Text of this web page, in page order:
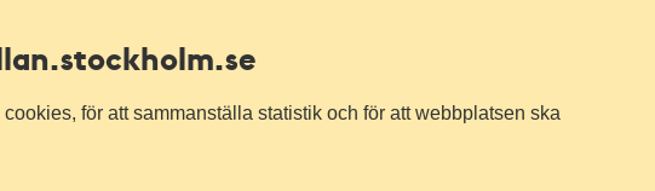
.stockholm.se
för att sammanställa statistik och för att webbplatsen ska